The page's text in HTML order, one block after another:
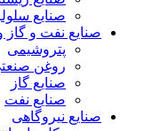
صنایع
صنایع نفت و گاز
پتروشیمی
روغن
صنایع گاز
صنایع نفت
صنایع نیروگاهی